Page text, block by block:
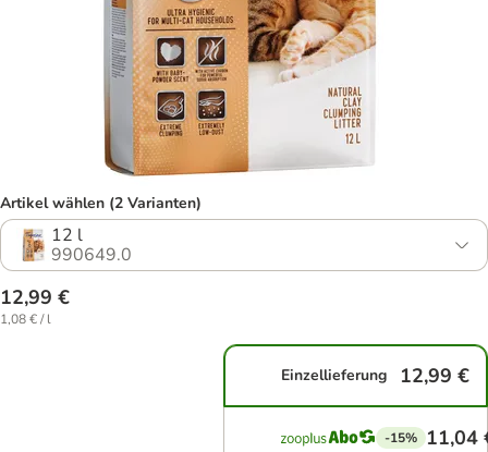
Artikel wählen (2 Varianten)
12 l
990649.0
12,99 €
1,08 € / l
Einzellieferung 12,99 €
-15% 11,04